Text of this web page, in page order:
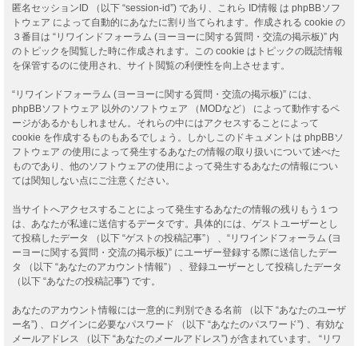
匿名セッションID （以下 “session-id”) であり、これら ID情報 は phpBBソフ
トウェア によって自動的にあなたに割り当てられます。作成される cookie の
３番目は “リワインドフォーラム (ヨーヨーに関する質問・交流の掲示板)” 内
のトピックを閲覧した時に作成されます。この cookie はトピックの既読情報
を保管するのに使用され、サイト閲覧の利便性を向上させます。
“リワインドフォーラム (ヨーヨーに関する質問・交流の掲示板)” には、
phpBBソフトウェア 以外のソフトウェア （MODなど） によって動作するペ
ージがあるかもしれません。それらの中にはアクセスすることによって
cookie を作成するものもあるでしょう。しかしこのドキュメントは phpBBソ
フトウェア の使用によって発生するあなたの情報の取り扱いについて述べた
ものであり、他のソフトウェアの使用によって発生するあなたの情報につい
ては関知しない点にご注意ください。
当サイトへアクセスすることによって発生するあなたの情報の残りもう１つ
は、あなたが私達に送信するデータです。具体的には、ゲストユーザーとし
て投稿したデータ （以下 “ゲストの投稿記事”） 、“リワインドフォーラム (ヨ
ーヨーに関する質問・交流の掲示板)” にユーザー登録する際に送信したデー
タ （以下 “あなたのアカウント情報”） 、登録ユーザーとして投稿したデータ
（以下 “あなたの投稿記事”) です。
あなたのアカウント情報には一意的に判別できる名前 （以下 “あなたのユーザ
ー名”) 、ログインに必要なパスワード （以下 “あなたのパスワード”) 、有効な
メールアドレス （以下 “あなたのメールアドレス”) が含まれています。 “リワ